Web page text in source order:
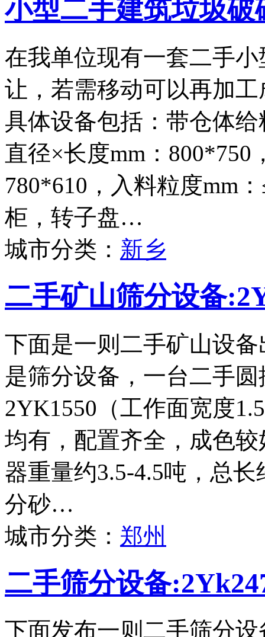
小型二手建筑垃圾破
在我单位现有一套二手
让，若需移动可以再加
具体设备包括：带仓体
直径×长度mm：
780*610，入料粒度mm
柜，转子盘…
城市分类： 新乡
二手矿山筛分设备
下面是一则二手矿山设
是筛分设备，一台二手
2YK1550（工作面宽度
均有，配置齐全，成色
器重量约3.5-4.5吨，总
分砂…
城市分类： 郑州
二手筛分设备
下面发布一则二手筛分